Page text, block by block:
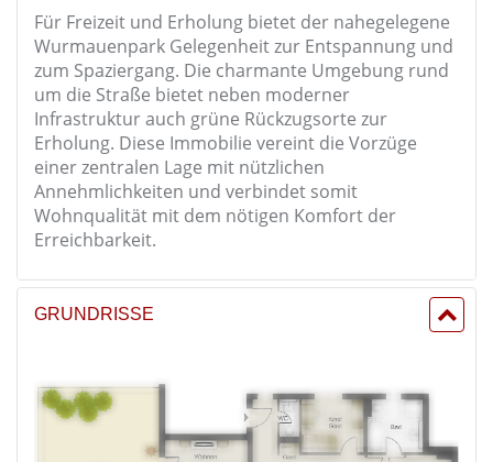
Für Freizeit und Erholung bietet der nahegelegene
Wurmauenpark Gelegenheit zur Entspannung und
zum Spaziergang. Die charmante Umgebung rund
um die Straße bietet neben moderner
Infrastruktur auch grüne Rückzugsorte zur
Erholung. Diese Immobilie vereint die Vorzüge
einer zentralen Lage mit nützlichen
Annehmlichkeiten und verbindet somit
Wohnqualität mit dem nötigen Komfort der
Erreichbarkeit.
GRUNDRISSE